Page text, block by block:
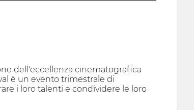
dell'eccellenza cinematografica
è un evento trimestrale di
i loro talenti e condividere le loro